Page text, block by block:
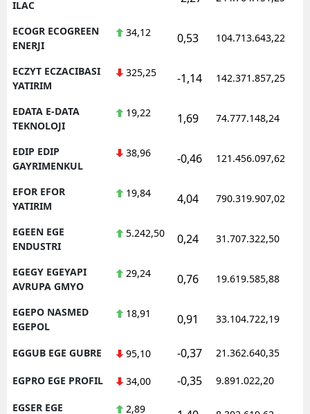
ILAC
ECOGR ECOGREEN
ENERJI
34,12 0,53 104.713.643,22
ECZYT ECZACIBASI
YATIRIM
325,25 -1,14 142.371.857,25
EDATA E-DATA
TEKNOLOJI
19,22 1,69 74.777.148,24
EDIP EDIP
GAYRIMENKUL
38,96 -0,46 121.456.097,62
EFOR EFOR
YATIRIM
19,84 4,04 790.319.907,02
EGEEN EGE
ENDUSTRI
5.242,50 0,24 31.707.322,50
EGEGY EGEYAPI
AVRUPA GMYO
29,24 0,76 19.619.585,88
EGEPO NASMED
EGEPOL
18,91 0,91 33.104.722,19
EGGUB EGE GUBRE 95,10 -0,37 21.362.640,35
EGPRO EGE PROFIL 34,00 -0,35 9.891.022,20
EGSER EGE
2,89